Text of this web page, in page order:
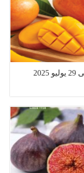
عروض سعودى ماركت من 18 يوليو حتى 29 يوليو 2025